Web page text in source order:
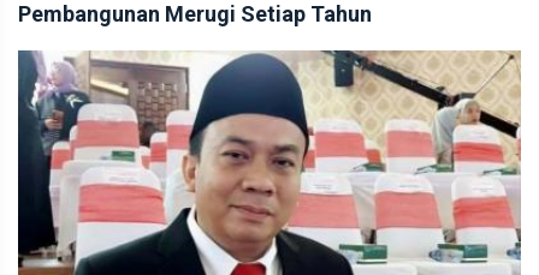
Pembangunan Merugi Setiap Tahun